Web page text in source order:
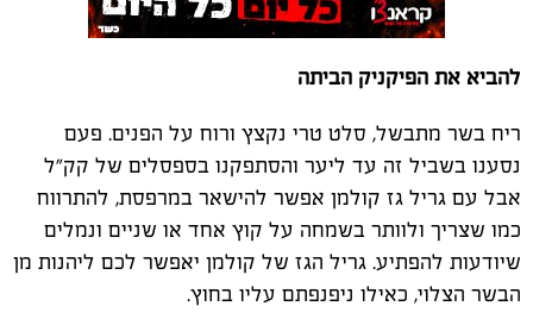
להביא את הפיקניק הביתה
ריח בשר מתבשל, סלט טרי נקצץ ורוח על הפנים. פעם
נסענו בשביל זה עד ליער והסתפקנו בספסלים של קק"ל
אבל עם גריל גז קולמן אפשר להישאר במרפסת, להתרווח
כמו שצריך ולוותר בשמחה על קוץ אחד או שניים ונמלים
שיודעות להפתיע. גריל הגז של קולמן יאפשר לכם ליהנות מן
הבשר הצלוי, כאילו ניפנפתם עליו בחוץ.